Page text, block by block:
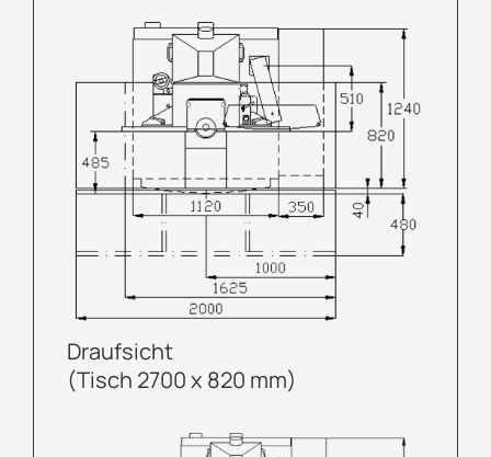
Draufsicht
(Tisch 2700 x 820 mm)